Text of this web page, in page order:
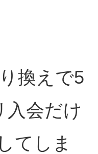
換えで5
入会だけ
てしま